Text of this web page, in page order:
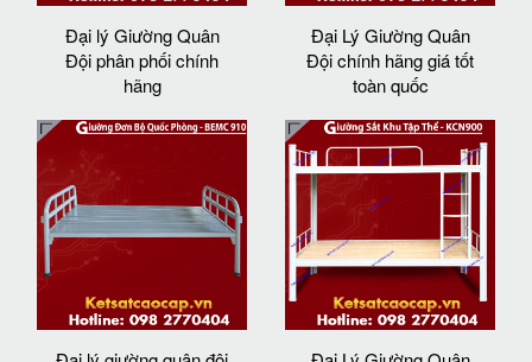
Đại lý Giường Quân
Đội phân phối chính
hãng
Đại Lý Giường Quân
Đội chính hãng giá tốt
toàn quốc